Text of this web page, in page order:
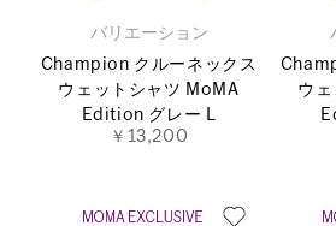
バリエーション
Champion クルーネックス
ウェットシャツ MoMA
Edition グレー L
￥13,200
ウ